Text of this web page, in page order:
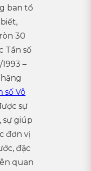
ban tổ
30
Tần số
–
số Vô
sự
sự giúp
đơn vị
đặc
quan